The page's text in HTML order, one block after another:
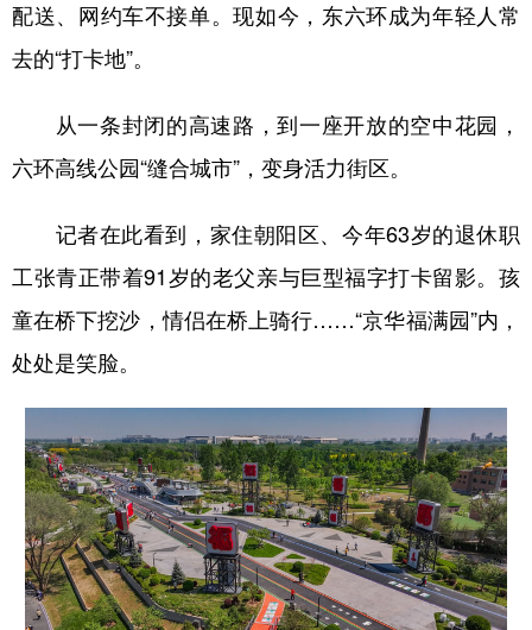
配送、网约车不接单。现如今，东六环成为年轻人常
去的“打卡地”。
从一条封闭的高速路，到一座开放的空中花园，
六环高线公园“缝合城市”，变身活力街区。
记者在此看到，家住朝阳区、今年63岁的退休职
工张青正带着91岁的老父亲与巨型福字打卡留影。孩
童在桥下挖沙，情侣在桥上骑行……“京华福满园”内，
处处是笑脸。